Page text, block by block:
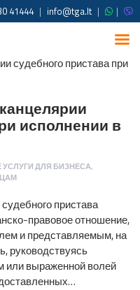
41444 | info@tga.lt | |
исполнении в
ДЛЯ БИЗНЕСА,
пристава
правовое отношение,
и представляемым, на
руководствуясь
или выраженной волей